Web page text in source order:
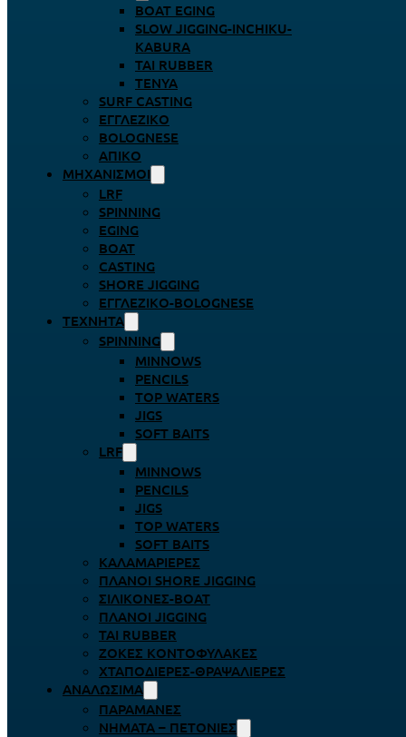
BOAT EGING
SLOW JIGGING-INCHIKU-
KABURA
TAI RUBBER
TENYA
SURF CASTING
ΕΓΓΛΈΖΙΚΟ
BOLOGNESE
ΑΠΊΚΟ
ΜΗΧΑΝΙΣΜΟΊ
LRF
SPINNING
EGING
BOAT
CASTING
SHORE JIGGING
ΕΓΓΛΈΖΙΚΟ-BOLOGNESE
ΤΕΧΝΗΤΆ
SPINNING
MINNOWS
PENCILS
TOP WATERS
JIGS
SOFT BAITS
LRF
MINNOWS
PENCILS
JIGS
TOP WATERS
SOFT BAITS
ΚΑΛΑΜΑΡΙΈΡΕΣ
ΠΛΆΝΟΙ SHORE JIGGING
ΣΙΛΙΚΌΝΕΣ-BOAT
ΠΛΆΝΟΙ JIGGING
TAI RUBBER
ΖΌΚΕΣ ΚΟΝΤΟΦΎΛΑΚΕΣ
ΧΤΑΠΟΔΙΈΡΕΣ-ΘΡΑΨΑΛΙΈΡΕΣ
ΑΝΑΛΏΣΙΜΑ
ΠΑΡΑΜΆΝΕΣ
ΝΉΜΑΤΑ – ΠΕΤΟΝΙΈΣ